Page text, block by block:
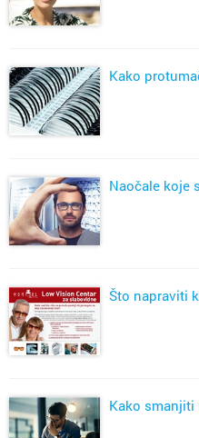
Kako
Naočale koje
Što napraviti
Kako smanjiti